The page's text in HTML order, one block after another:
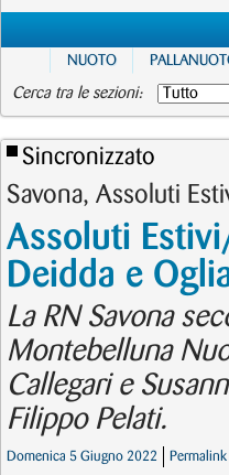
NUOTO
Cerca tra le sezioni:
Sincronizzato
Savona, Assoluti
Assoluti
Deidda e
La RN Savona
Montebelluna
Callegari e
Filippo Pelati.
Domenica 5 Giugno 2022 Permalink